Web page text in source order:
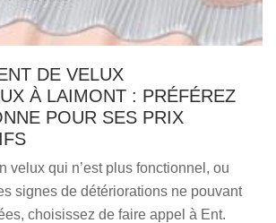
DE VELUX
À LAIMONT : PRÉFÉREZ
POUR SES PRIX
velux qui n’est plus fonctionnel, ou
signes de détériorations ne pouvant
choisissez de faire appel à Ent.